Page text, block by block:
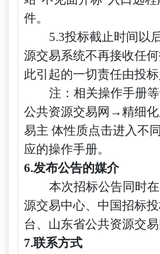
件。
5.3投标截止时间以
源交易系统不再接收任
此引起的一切责任由投标
注：相关操作手册
公共资源交易网 →精细化
易主 体性质点击进入不
应的操作手册。
6.发布公告的媒介
本次招标公告同时
源交易中心、中国招标
台、山东省公共资源交易
7.联系方式